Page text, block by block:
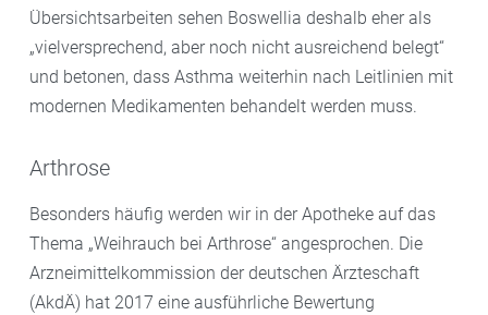
Übersichtsarbeiten sehen Boswellia deshalb eher als
„vielversprechend, aber noch nicht ausreichend belegt“
und betonen, dass Asthma weiterhin nach Leitlinien mit
modernen Medikamenten behandelt werden muss.
Arthrose
Besonders häufig werden wir in der Apotheke auf das
Thema „Weihrauch bei Arthrose“ angesprochen. Die
Arzneimittelkommission der deutschen Ärzteschaft
(AkdÄ) hat 2017 eine ausführliche Bewertung